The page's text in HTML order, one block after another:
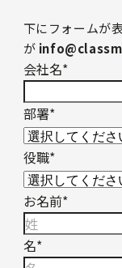
下にフォームが
が
会社名*
部署*
役職*
お名前*
名*